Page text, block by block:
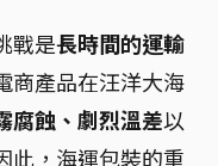
戰是長時間的運輸
商產品在汪洋大海
腐蝕、劇烈溫差以
此，海運包裝的重